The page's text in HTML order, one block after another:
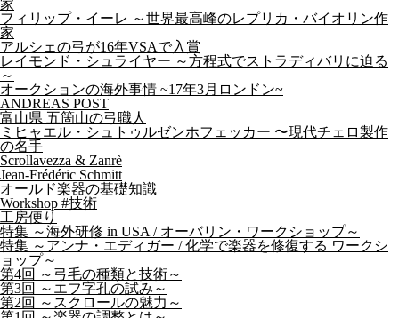
家
フィリップ・イーレ ～世界最高峰のレプリカ・バイオリン作
家
アルシェの弓が16年VSAで入賞
レイモンド・シュライヤー ～方程式でストラディバリに迫る
～
オークションの海外事情 ~17年3月ロンドン~
ANDREAS POST
富山県 五箇山の弓職人
ミヒャエル・シュトゥルゼンホフェッカー 〜現代チェロ製作
の名手
Scrollavezza & Zanrè
Jean-Frédéric Schmitt
オールド楽器の基礎知識
Workshop #技術
工房便り
特集 ～海外研修 in USA / オーバリン・ワークショップ～
特集 ～アンナ・エディガー / 化学で楽器を修復する ワークシ
ョップ～
第4回 ～弓毛の種類と技術～
第3回 ～エフ字孔の試み～
第2回 ～スクロールの魅力～